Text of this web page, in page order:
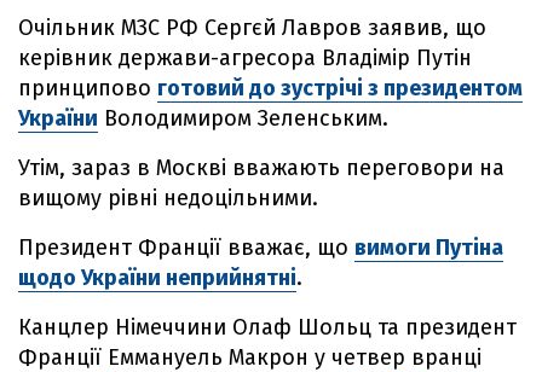
Очільник МЗС РФ Сергєй Лавров заявив, що
керівник держави-агресора Владімір Путін
принципово готовий до зустрічі з президентом
України Володимиром Зеленським.
Утім, зараз в Москві вважають переговори на
вищому рівні недоцільними.
Президент Франції вважає, що вимоги Путіна
щодо України неприйнятні.
Канцлер Німеччини Олаф Шольц та президент
Франції Еммануель Макрон у четвер вранці